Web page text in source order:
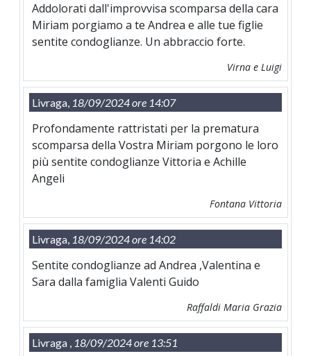
Addolorati dall'improvvisa scomparsa della cara
Miriam porgiamo a te Andrea e alle tue figlie
sentite condoglianze. Un abbraccio forte.
Virna e Luigi
Livraga, 18/09/2024 ore 14:07
Profondamente rattristati per la prematura
scomparsa della Vostra Miriam porgono le loro
più sentite condoglianze Vittoria e Achille
Angeli
Fontana Vittoria
Livraga, 18/09/2024 ore 14:02
Sentite condoglianze ad Andrea ,Valentina e
Sara dalla famiglia Valenti Guido
Raffaldi Maria Grazia
Livraga , 18/09/2024 ore 13:51